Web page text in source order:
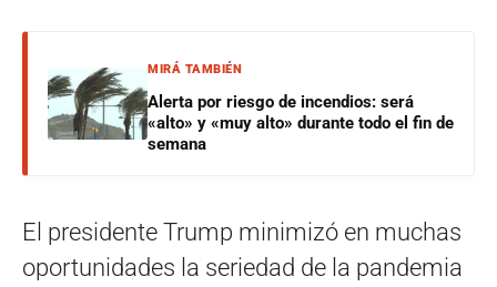
MIRÁ TAMBIÉN
Alerta por riesgo de incendios: será
«alto» y «muy alto» durante todo el fin de
semana
El presidente Trump minimizó en muchas
oportunidades la seriedad de la pandemia